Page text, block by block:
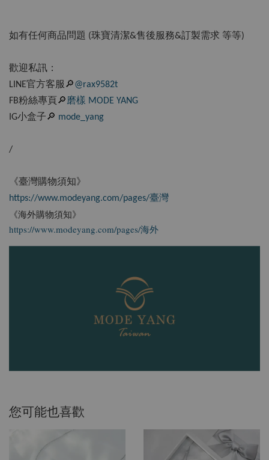
如有任何商品問題 (珠寶清潔&售後服務&訂製需求 等等)
歡迎私訊：
LINE官方客服🔎@rax9582t
FB粉絲專頁🔎磨樣 MODE YANG
IG小盒子🔎 mode_yang
/
《臺灣購物須知》
https://www.modeyang.com/pages/臺灣
《海外購物須知》
https://www.modeyang.com/pages/海外
您可能也喜歡